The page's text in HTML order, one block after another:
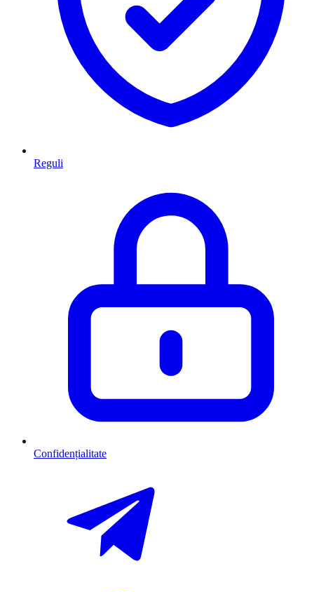
Reguli
Confidențialitate